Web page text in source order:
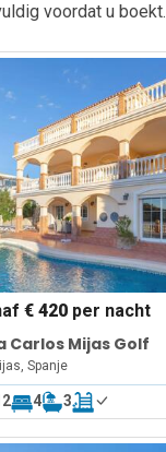
voordat u boekt.
€ 420 per nacht
Carlos Mijas Golf
Spanje
4 3